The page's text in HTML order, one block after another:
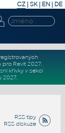
CZ | SK| EN | DE
pro Revit 2027.
křivkyv sekci
2027.
RSS tipy
RSS diskuze